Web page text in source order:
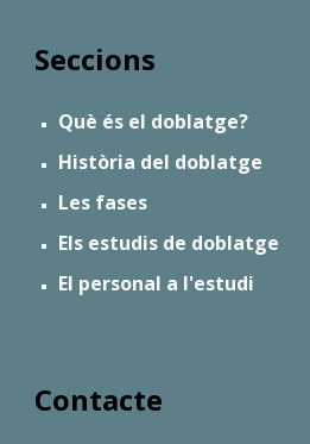
Seccions
Què és el doblatge?
Història del doblatge
Les fases
Els estudis de doblatge
El personal a l'estudi
Contacte